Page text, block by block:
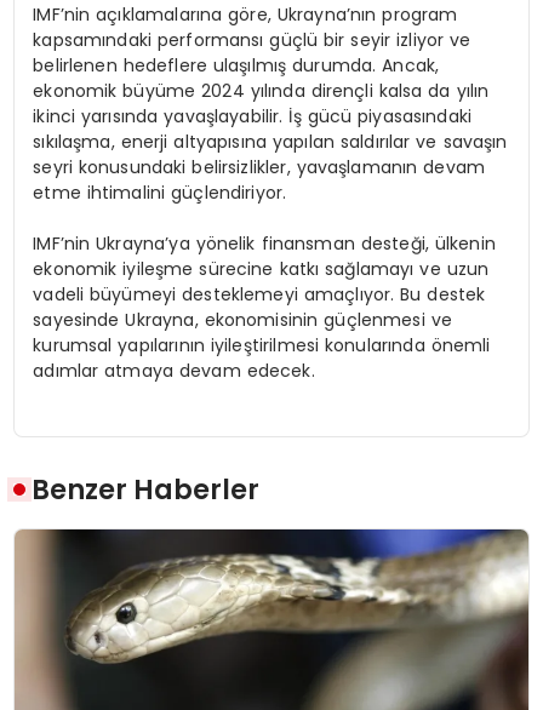
IMF’nin açıklamalarına göre, Ukrayna’nın program
kapsamındaki performansı güçlü bir seyir izliyor ve
belirlenen hedeflere ulaşılmış durumda. Ancak,
ekonomik büyüme 2024 yılında dirençli kalsa da yılın
ikinci yarısında yavaşlayabilir. İş gücü piyasasındaki
sıkılaşma, enerji altyapısına yapılan saldırılar ve savaşın
seyri konusundaki belirsizlikler, yavaşlamanın devam
etme ihtimalini güçlendiriyor.
IMF’nin Ukrayna’ya yönelik finansman desteği, ülkenin
ekonomik iyileşme sürecine katkı sağlamayı ve uzun
vadeli büyümeyi desteklemeyi amaçlıyor. Bu destek
sayesinde Ukrayna, ekonomisinin güçlenmesi ve
kurumsal yapılarının iyileştirilmesi konularında önemli
adımlar atmaya devam edecek.
Benzer Haberler